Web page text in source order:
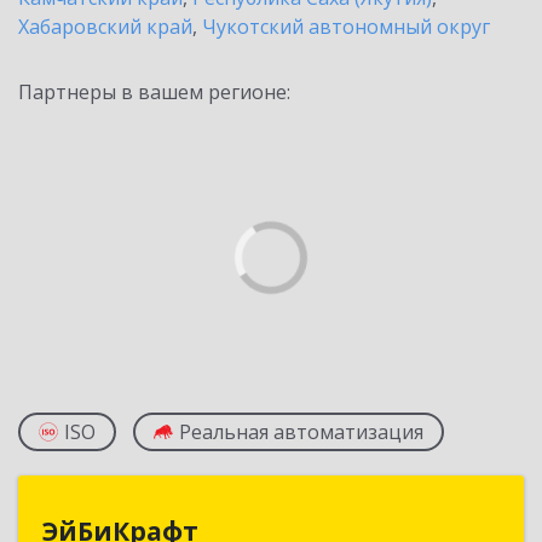
Хабаровский край, Чукотский автономный округ
Партнеры в вашем регионе:
ISO Реальная автоматизация
ЭйБиКрафт